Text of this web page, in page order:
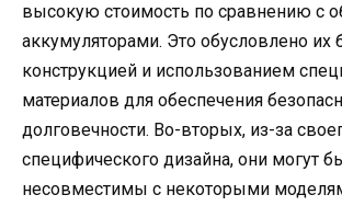
высокую стоимость по сравнению с
аккумуляторами. Это обусловлено их
конструкцией и использованием
материалов для обеспечения
долговечности. Во-вторых, из-за
специфического дизайна, они могут
несовместимы с некоторыми